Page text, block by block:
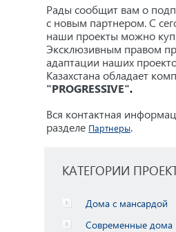
Новости
Статьи
Партнеры
Как заказать
О нас
Рады сообщит вам о
с новым партнером. С
наши проекты можно
Эксклюзивным правом
адаптации наших
Казахстана обладает ком
"PROGRESSIVE".
Вся контактная
разделе Партнеры.
КАТЕГОРИИ
Дома с мансардой
Современные дома